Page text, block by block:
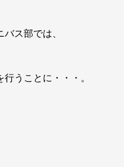
ス部では、
うことに・・・。